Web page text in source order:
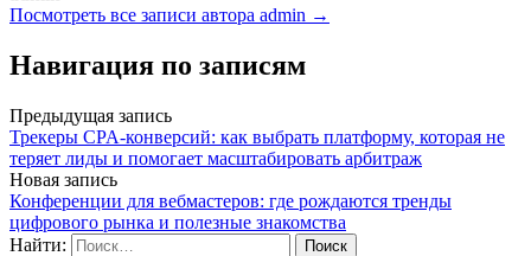
Посмотреть все записи автора admin →
Навигация по записям
Предыдущая запись
Трекеры CPA-конверсий: как выбрать платформу, которая не
теряет лиды и помогает масштабировать арбитраж
Новая запись
Конференции для вебмастеров: где рождаются тренды
цифрового рынка и полезные знакомства
Найти: